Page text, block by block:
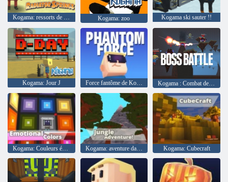
Kogama: ressorts de radiateur Kogama: zoo Kogama ski sauter !!
Kogama: Jour J Force fantôme de Kogama Kogama : Combat de boss
Kogama: Couleurs émotionnelles Kogama: aventure dans la jungle Kogama: Cubecraft